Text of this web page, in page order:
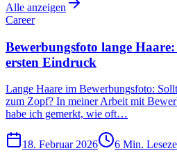
Alle anzeigen
Career
Bewerbungsfoto lange
ersten Eindruck
Lange Haare im Bewerbungsfoto:
zum Zopf? In meiner Arbeit mit
habe ich gemerkt, wie oft…
18. Februar 2026 6 Min.